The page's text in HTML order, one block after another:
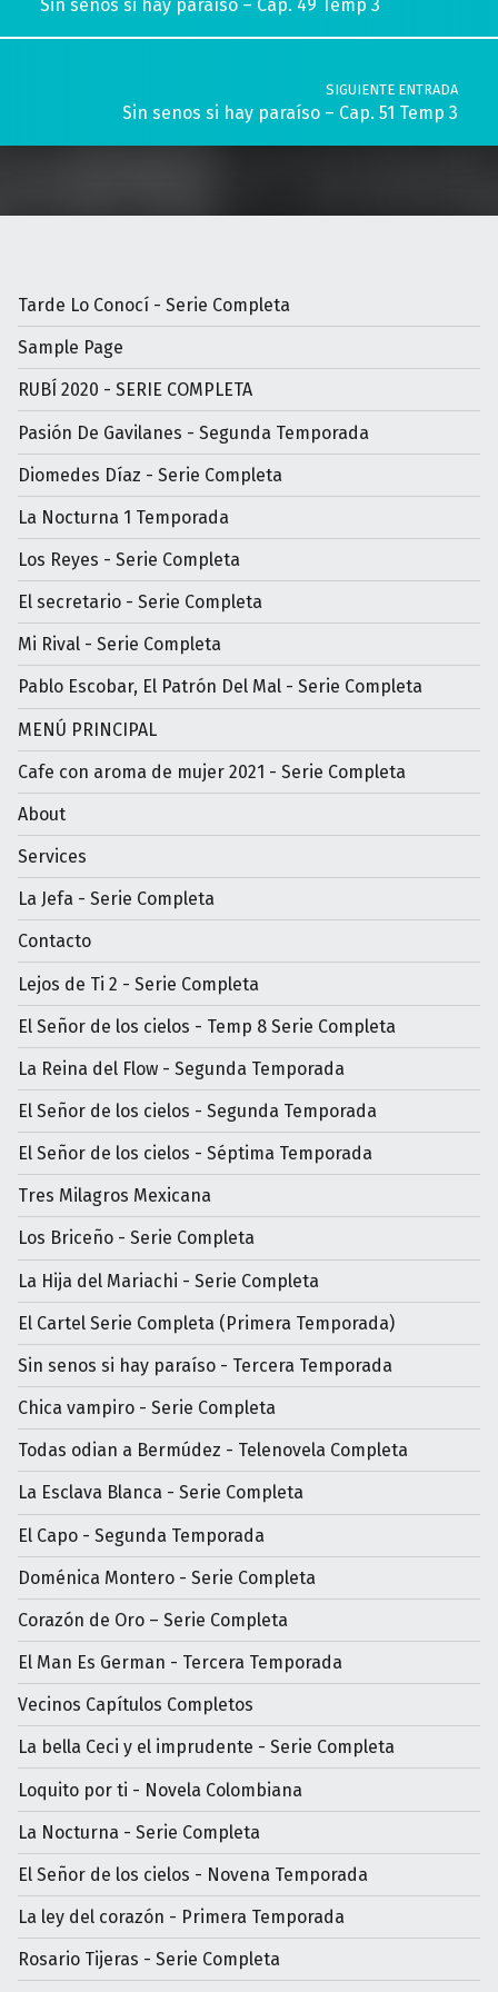
Sin senos si hay paraíso – Cap. 49 Temp 3
SIGUIENTE ENTRADA
Sin senos si hay paraíso – Cap. 51 Temp 3
Tarde Lo Conocí - Serie Completa
Sample Page
RUBÍ 2020 - SERIE COMPLETA
Pasión De Gavilanes - Segunda Temporada
Diomedes Díaz - Serie Completa
La Nocturna 1 Temporada
Los Reyes - Serie Completa
El secretario - Serie Completa
Mi Rival - Serie Completa
Pablo Escobar, El Patrón Del Mal - Serie Completa
MENÚ PRINCIPAL
Cafe con aroma de mujer 2021 - Serie Completa
About
Services
La Jefa - Serie Completa
Contacto
Lejos de Ti 2 - Serie Completa
El Señor de los cielos - Temp 8 Serie Completa
La Reina del Flow - Segunda Temporada
El Señor de los cielos - Segunda Temporada
El Señor de los cielos - Séptima Temporada
Tres Milagros Mexicana
Los Briceño - Serie Completa
La Hija del Mariachi - Serie Completa
El Cartel Serie Completa (Primera Temporada)
Sin senos si hay paraíso - Tercera Temporada
Chica vampiro - Serie Completa
Todas odian a Bermúdez - Telenovela Completa
La Esclava Blanca - Serie Completa
El Capo - Segunda Temporada
Doménica Montero - Serie Completa
Corazón de Oro – Serie Completa
El Man Es German - Tercera Temporada
Vecinos Capítulos Completos
La bella Ceci y el imprudente - Serie Completa
Loquito por ti - Novela Colombiana
La Nocturna - Serie Completa
El Señor de los cielos - Novena Temporada
La ley del corazón - Primera Temporada
Rosario Tijeras - Serie Completa